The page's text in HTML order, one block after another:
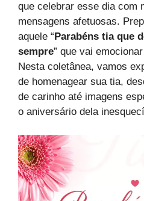
que celebrar esse dia com
mensagens afetuosas.
aquele “ Parabéns tia que
sempre” que vai
Nesta coletânea, vamos
de homenagear sua tia,
de carinho até imagens
o aniversário dela